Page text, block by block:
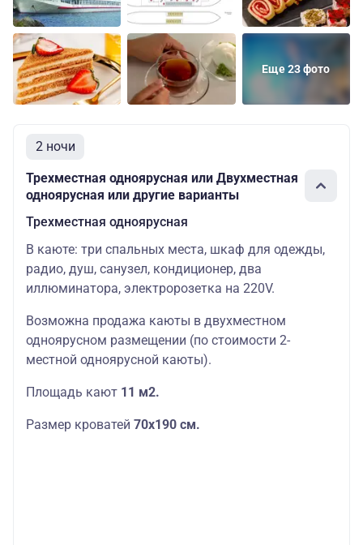
Еще 23 фото
2 ночи
Трехместная одноярусная или Двухместная
одноярусная или другие варианты
Трехместная одноярусная
В каюте: три спальных места, шкаф для одежды,
радио, душ, санузел, кондиционер, два
иллюминатора, электророзетка на 220V.
Возможна продажа каюты в двухместном
одноярусном размещении (по стоимости 2-
местной одноярусной каюты).
Площадь кают 11 м2.
Размер кроватей 70х190 см.